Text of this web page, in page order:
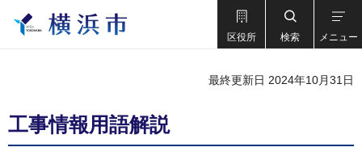
区役所 検索 メニュー
最終更新日 2024年10月31日
工事情報用語解説